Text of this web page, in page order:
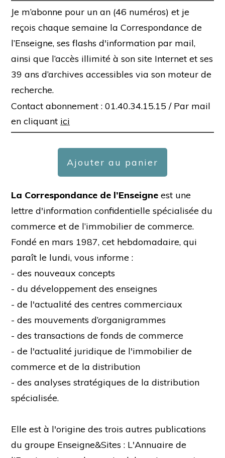
Je m’abonne pour un an (46 numéros) et je
reçois chaque semaine la Correspondance de
l’Enseigne, ses flashs d'information par mail,
ainsi que l’accès illimité à son site Internet et ses
39 ans d’archives accessibles via son moteur de
recherche.
Contact abonnement : 01.40.34.15.15 / Par mail
en cliquant ici
Ajouter au panier
La Correspondance de l’Enseigne est une
lettre d'information confidentielle spécialisée du
commerce et de l’immobilier de commerce.
Fondé en mars 1987, cet hebdomadaire, qui
paraît le lundi, vous informe :
- des nouveaux concepts
- du développement des enseignes
- de l'actualité des centres commerciaux
- des mouvements d’organigrammes
- des transactions de fonds de commerce
- de l'actualité juridique de l'immobilier de
commerce et de la distribution
- des analyses stratégiques de la distribution
spécialisée.
Elle est à l'origine des trois autres publications
du groupe Enseigne&Sites : L'Annuaire de